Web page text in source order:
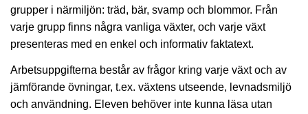
grupper i närmiljön: träd, bär, svamp och blommor. Från
varje grupp finns några vanliga växter, och varje växt
presenteras med en enkel och informativ faktatext.
Arbetsuppgifterna består av frågor kring varje växt och av
jämförande övningar, t.ex. växtens utseende, levnadsmiljö
och användning. Eleven behöver inte kunna läsa utan